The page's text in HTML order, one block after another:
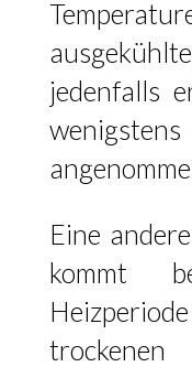
jedenfalls
Eine
kommt